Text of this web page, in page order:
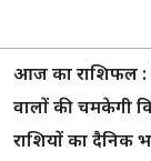
आज का राशिफल :
वालों की चमकेगी
राशियों का दैनिक